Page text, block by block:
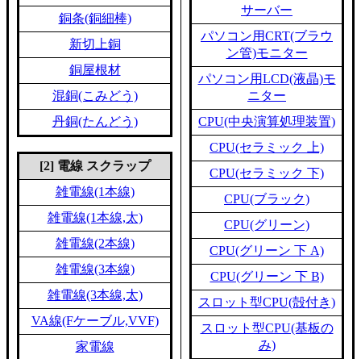
銅条(銅細棒)
新切上銅
銅屋根材
混銅(こみどう)
丹銅(たんどう)
[2] 電線 スクラップ
雑電線(1本線)
雑電線(1本線,太)
雑電線(2本線)
雑電線(3本線)
雑電線(3本線,太)
VA線(Fケーブル,VVF)
家電線
サーバー
パソコン用CRT(ブラウ
ン管)モニター
パソコン用LCD(液晶)モ
ニター
CPU(中央演算処理装置)
CPU(セラミック 上)
CPU(セラミック 下)
CPU(ブラック)
CPU(グリーン)
CPU(グリーン 下 A)
CPU(グリーン 下 B)
スロット型CPU(殻付き)
スロット型CPU(基板の
み)